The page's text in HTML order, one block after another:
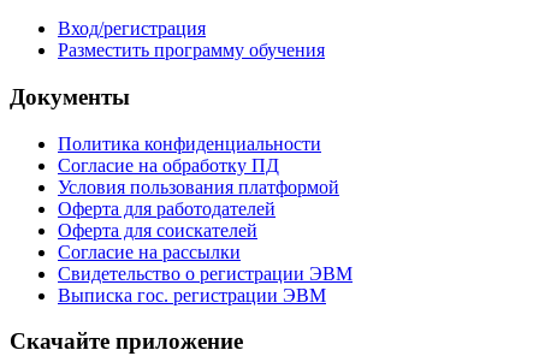
Вход/регистрация
Разместить программу обучения
Документы
Политика конфиденциальности
Согласие на обработку ПД
Условия пользования платформой
Оферта для работодателей
Оферта для соискателей
Согласие на рассылки
Свидетельство о регистрации ЭВМ
Выписка гос. регистрации ЭВМ
Скачайте приложение